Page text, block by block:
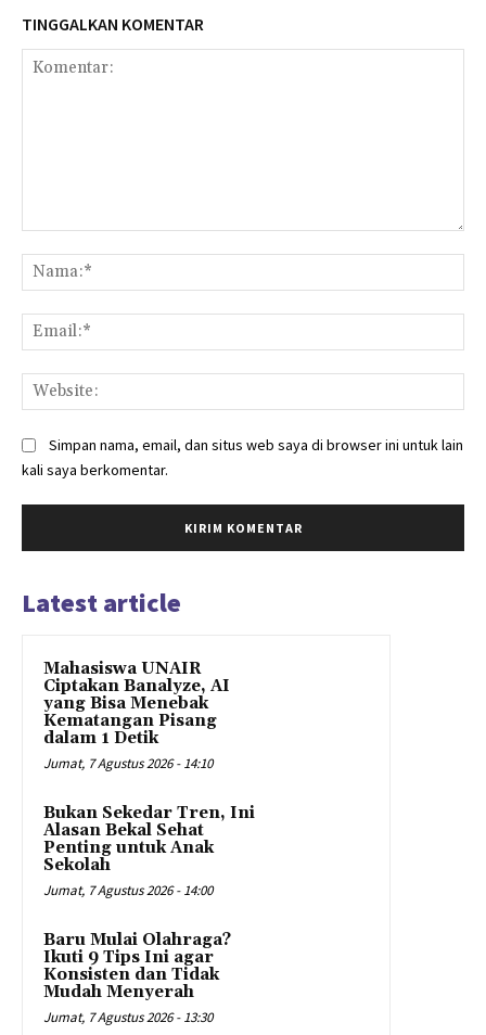
TINGGALKAN KOMENTAR
Simpan nama, email, dan situs web saya di browser ini untuk lain
kali saya berkomentar.
Latest article
Mahasiswa UNAIR
Ciptakan Banalyze, AI
yang Bisa Menebak
Kematangan Pisang
dalam 1 Detik
Jumat, 7 Agustus 2026 - 14:10
Bukan Sekedar Tren, Ini
Alasan Bekal Sehat
Penting untuk Anak
Sekolah
Jumat, 7 Agustus 2026 - 14:00
Baru Mulai Olahraga?
Ikuti 9 Tips Ini agar
Konsisten dan Tidak
Mudah Menyerah
Jumat, 7 Agustus 2026 - 13:30